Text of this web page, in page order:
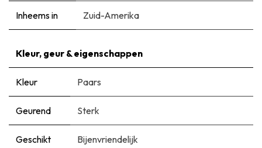
Inheems in Zuid-Amerika
Kleur, geur & eigenschappen
Kleur Paars
Geurend Sterk
Geschikt
Bijenvriendelijk